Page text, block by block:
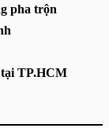
pha trộn
TP.HCM